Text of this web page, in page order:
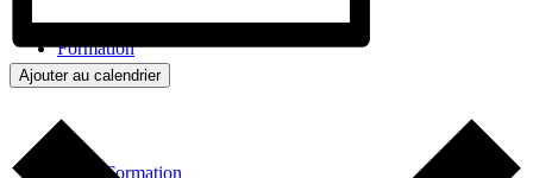
Formation
Formation
Ajouter au calendrier